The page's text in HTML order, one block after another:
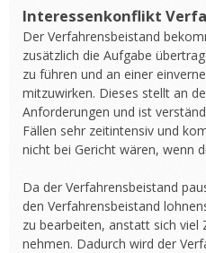
Interessenkonflikt
Der Verfahrensbeistand
zusätzlich die Aufgabe
zu führen und an einer
mitzuwirken. Dieses stellt an
Anforderungen und ist
Fällen sehr zeitintensiv und
nicht bei Gericht wären, wenn
Da der Verfahrensbeistand
den Verfahrensbeistand
zu bearbeiten, anstatt sich viel
nehmen. Dadurch wird der